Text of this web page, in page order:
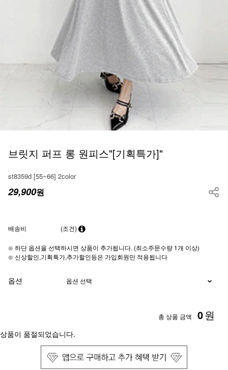
브릿지 퍼프 롱 원피스"[기획특가]"
st8359d [55~66] 2color
29,900원
배송비 (조건)
⊙ 하단 옵션을 선택하시면 상품이 추가됩니다. (최소주문수량 1개 이상)
⊙ 신상할인,기획특가,추가할인등은 가입회원만 적용됩니다
옵션
총 상품 금액 0원
상품이 품절되었습니다.